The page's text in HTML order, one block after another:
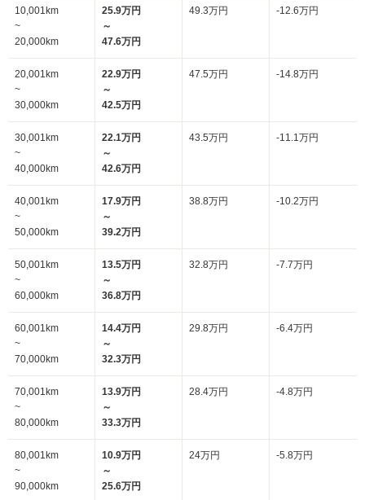
10,001km
~
20,000km
25.9万円
～
47.6万円
49.3万円 -12.6万円
20,001km
~
30,000km
22.9万円
～
42.5万円
47.5万円 -14.8万円
30,001km
~
40,000km
22.1万円
～
42.6万円
43.5万円 -11.1万円
40,001km
~
50,000km
17.9万円
～
39.2万円
38.8万円 -10.2万円
50,001km
~
60,000km
13.5万円
～
36.8万円
32.8万円 -7.7万円
60,001km
~
70,000km
14.4万円
～
32.3万円
29.8万円 -6.4万円
70,001km
~
80,000km
13.9万円
～
33.3万円
28.4万円 -4.8万円
80,001km
~
90,000km
10.9万円
～
25.6万円
24万円 -5.8万円